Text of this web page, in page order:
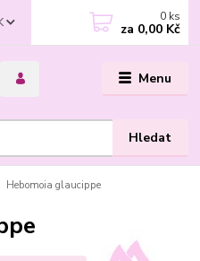
Menu
Hledat
0 ks
za 0,00 Kč
Hebomoia glaucippe